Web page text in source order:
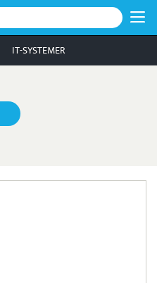
IT-SYSTEMER